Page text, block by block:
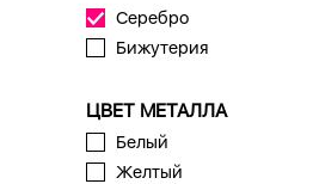
Серебро
Бижутерия
ЦВЕТ МЕТАЛЛА
Белый
Желтый